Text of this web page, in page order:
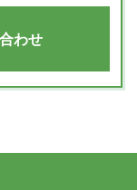
わせ